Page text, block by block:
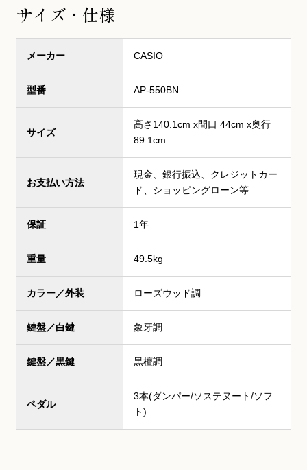
サイズ・仕様
メーカー CASIO
型番 AP-550BN
サイズ
高さ140.1cm x間口 44cm x奥行
89.1cm
お支払い方法
現金、銀行振込、クレジットカー
ド、ショッピングローン等
保証 1年
重量 49.5kg
カラー／外装 ローズウッド調
鍵盤／白鍵 象牙調
鍵盤／黒鍵 黒檀調
ペダル
3本(ダンパー/ソステヌート/ソフ
ト)